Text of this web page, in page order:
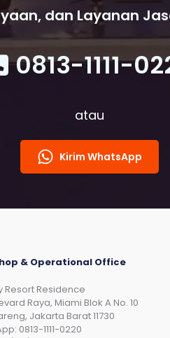
dan Layanan
0813-1111-
atau
Kirim WhatsApp
& Operational Office
Resort Residence
Raya, Miami Blok A No. 10
Jakarta Barat 11730
0813-1111-0220